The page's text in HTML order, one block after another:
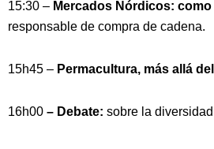
15:30 – Mercados Nórdicos:
responsable de compra de cadena.
15h45 – Permacultura, más allá
16h00 – Debate: sobre la